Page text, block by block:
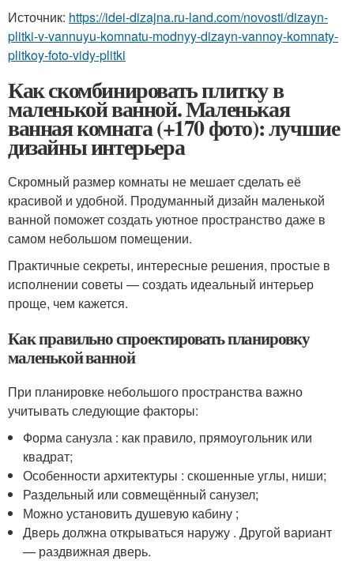
Источник: https://idei-dizajna.ru-land.com/novosti/dizayn-
plitki-v-vannuyu-komnatu-modnyy-dizayn-vannoy-komnaty-
plitkoy-foto-vidy-plitki
Как скомбинировать плитку в
маленькой ванной. Маленькая
ванная комната (+170 фото): лучшие
дизайны интерьера
Скромный размер комнаты не мешает сделать её
красивой и удобной. Продуманный дизайн маленькой
ванной поможет создать уютное пространство даже в
самом небольшом помещении.
Практичные секреты, интересные решения, простые в
исполнении советы — создать идеальный интерьер
проще, чем кажется.
Как правильно спроектировать планировку
маленькой ванной
При планировке небольшого пространства важно
учитывать следующие факторы:
Форма санузла : как правило, прямоугольник или
квадрат;
Особенности архитектуры : скошенные углы, ниши;
Раздельный или совмещённый санузел;
Можно установить душевую кабину ;
Дверь должна открываться наружу . Другой вариант
— раздвижная дверь.